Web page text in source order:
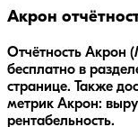
Акрон
Отчётность
бесплатно в
странице. Также
метрик Акрон:
рентабельность.